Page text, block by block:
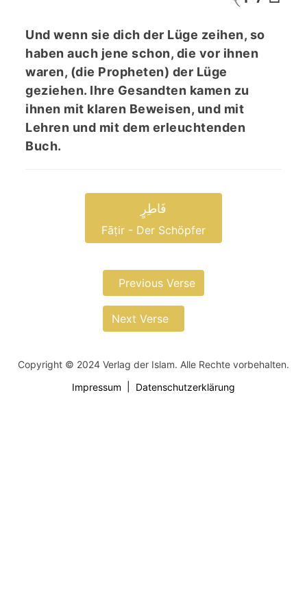
Und wenn sie dich der Lüge zeihen, so
haben auch jene schon, die vor ihnen
waren, (die Propheten) der Lüge
geziehen. Ihre Gesandten kamen zu
ihnen mit klaren Beweisen, und mit
Lehren und mit dem erleuchtenden
Buch.
فَاطِرٍ
Fāṭir - Der Schöpfer
Previous Verse
Next Verse
Copyright © 2024 Verlag der Islam. Alle Rechte vorbehalten.
Impressum
Datenschutzerklärung